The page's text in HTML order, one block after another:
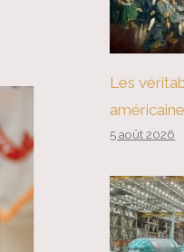
Les
américaine
5 août 2026